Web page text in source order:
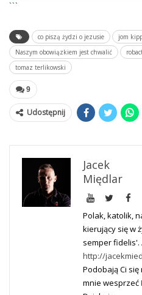
```
co piszą żydzi o jezusie jom
Naszym obowiązkiem jest chwalić
tomaz terlikowski
9
Udostępnij
Jacek
Międlar
Polak, katolik,
kierujący się w
semper fidelis'.
http://
Podobają Ci
mnie wesprzeć